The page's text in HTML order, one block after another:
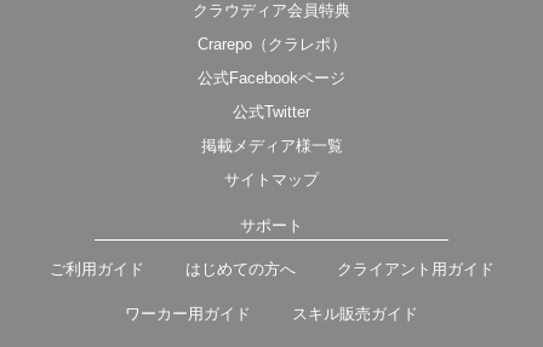
クラウディア会員特典
Crarepo（クラレポ）
公式Facebookページ
公式Twitter
掲載メディア様一覧
サイトマップ
サポート
ご利用ガイド はじめての方へ クライアント用ガイド
ワーカー用ガイド スキル販売ガイド